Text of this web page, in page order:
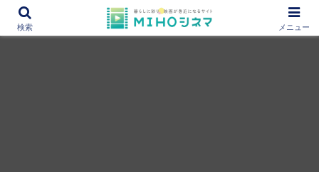
12000作品を紹介！あなたの映画図書館『MIHOシネマ』
検索 メニュー